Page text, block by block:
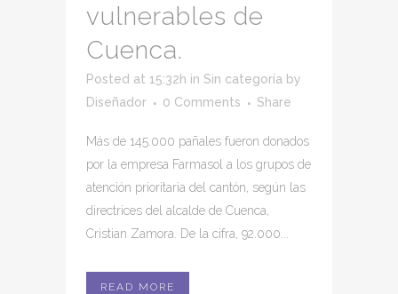
vulnerables de
Cuenca.
Posted at 15:32h in Sin categoría by
Diseñador
0 Comments Share
Más de 145.000 pañales fueron donados
por la empresa Farmasol a los grupos de
atención prioritaria del cantón, según las
directrices del alcalde de Cuenca,
Cristian Zamora. De la cifra, 92.000...
READ MORE